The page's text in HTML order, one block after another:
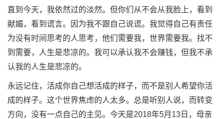
直到今天，我依然过的淡然。但你们从不会从我脸上，看到
献媚，看到谎言。因为我不跟自己说谎。我觉得自己有责任
为没有时间思考的人思考，他们需要我，世界需要我。找不
到需要，人生是悲凉的。我可以承认我不会赚钱，但我不承
认我的人生是悲凉的。
永远记住，活成你自己想活成的样子，而不是别人希望你活
成的样子。这个世界焦虑的人太多。总是听别人说，而转变
方向，没有一点自己的主见。今天是2018年5月13日，母亲